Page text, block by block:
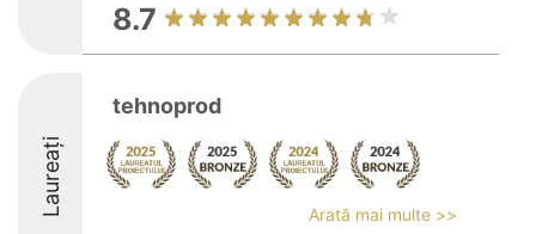
8.7
Laureați
tehnoprod
Arată mai multe >>